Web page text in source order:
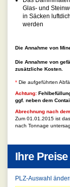
Glas- und
in Säcken
werden
Die Annahme von
Die Annahme von
zusätzliche Kosten.
* Die aufgeführten
Achtung:
ggf. neben dem
Abrechnung nach
Zum 01.01.2015 ist
nach Tonnage
Ihre
PLZ-Auswahl